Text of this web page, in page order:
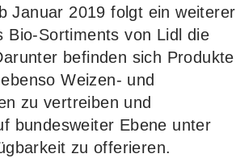
Januar 2019 folgt ein weiterer
Sortiments von Lidl die
befinden sich Produkte
Weizen- und
zu vertreiben und
bundesweiter Ebene unter
zu offerieren.